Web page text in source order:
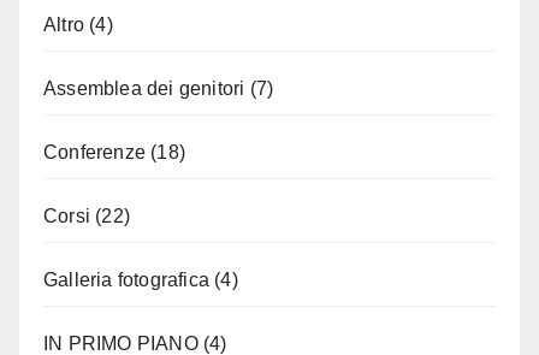
Altro (4)
Assemblea dei genitori (7)
Conferenze (18)
Corsi (22)
Galleria fotografica (4)
IN PRIMO PIANO(4)